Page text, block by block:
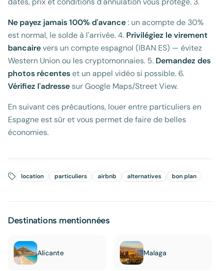
Ne payez jamais 100% d'avance: un acompte de 30%
est normal, le solde à l'arrivée. 4. Privilégiez le virement
bancairevers un compte espagnol (IBAN ES) — évitez
Western Union ou les cryptomonnaies. 5. Demandez des
photos récenteset un appel vidéo si possible. 6.
Vérifiez l'adresse sur Google Maps/Street View.
En suivant ces précautions, louer entre particuliers en
Espagne est sûr et vous permet de faire de belles
économies.
location particuliers airbnb alternatives bon plan
Destinations mentionnées
Alicante Malaga